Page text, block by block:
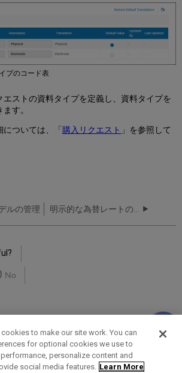
プのコード表
エストの資料タイプを定義し、資料タイプを
す。
ついては、「 購入リクエスト 」を参照して
ルの管理 明示的な為替レートの設定
No
Policy Contact Us
to make our site work. You can
for optional cookies we use to
performance, personalize content and
social media features. Learn More